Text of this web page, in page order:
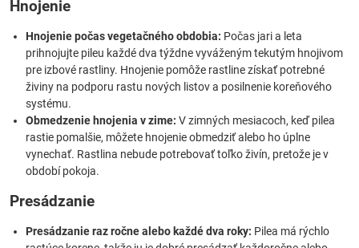
Hnojenie
Hnojenie počas vegetačného obdobia: Počas jari a leta
prihnojujte pileu každé dva týždne vyváženým tekutým hnojivom
pre izbové rastliny. Hnojenie pomôže rastline získať potrebné
živiny na podporu rastu nových listov a posilnenie koreňového
systému.
Obmedzenie hnojenia v zime: V zimných mesiacoch, keď pilea
rastie pomalšie, môžete hnojenie obmedziť alebo ho úplne
vynechať. Rastlina nebude potrebovať toľko živín, pretože je v
období pokoja.
Presádzanie
Presádzanie raz ročne alebo každé dva roky: Pilea má rýchlo